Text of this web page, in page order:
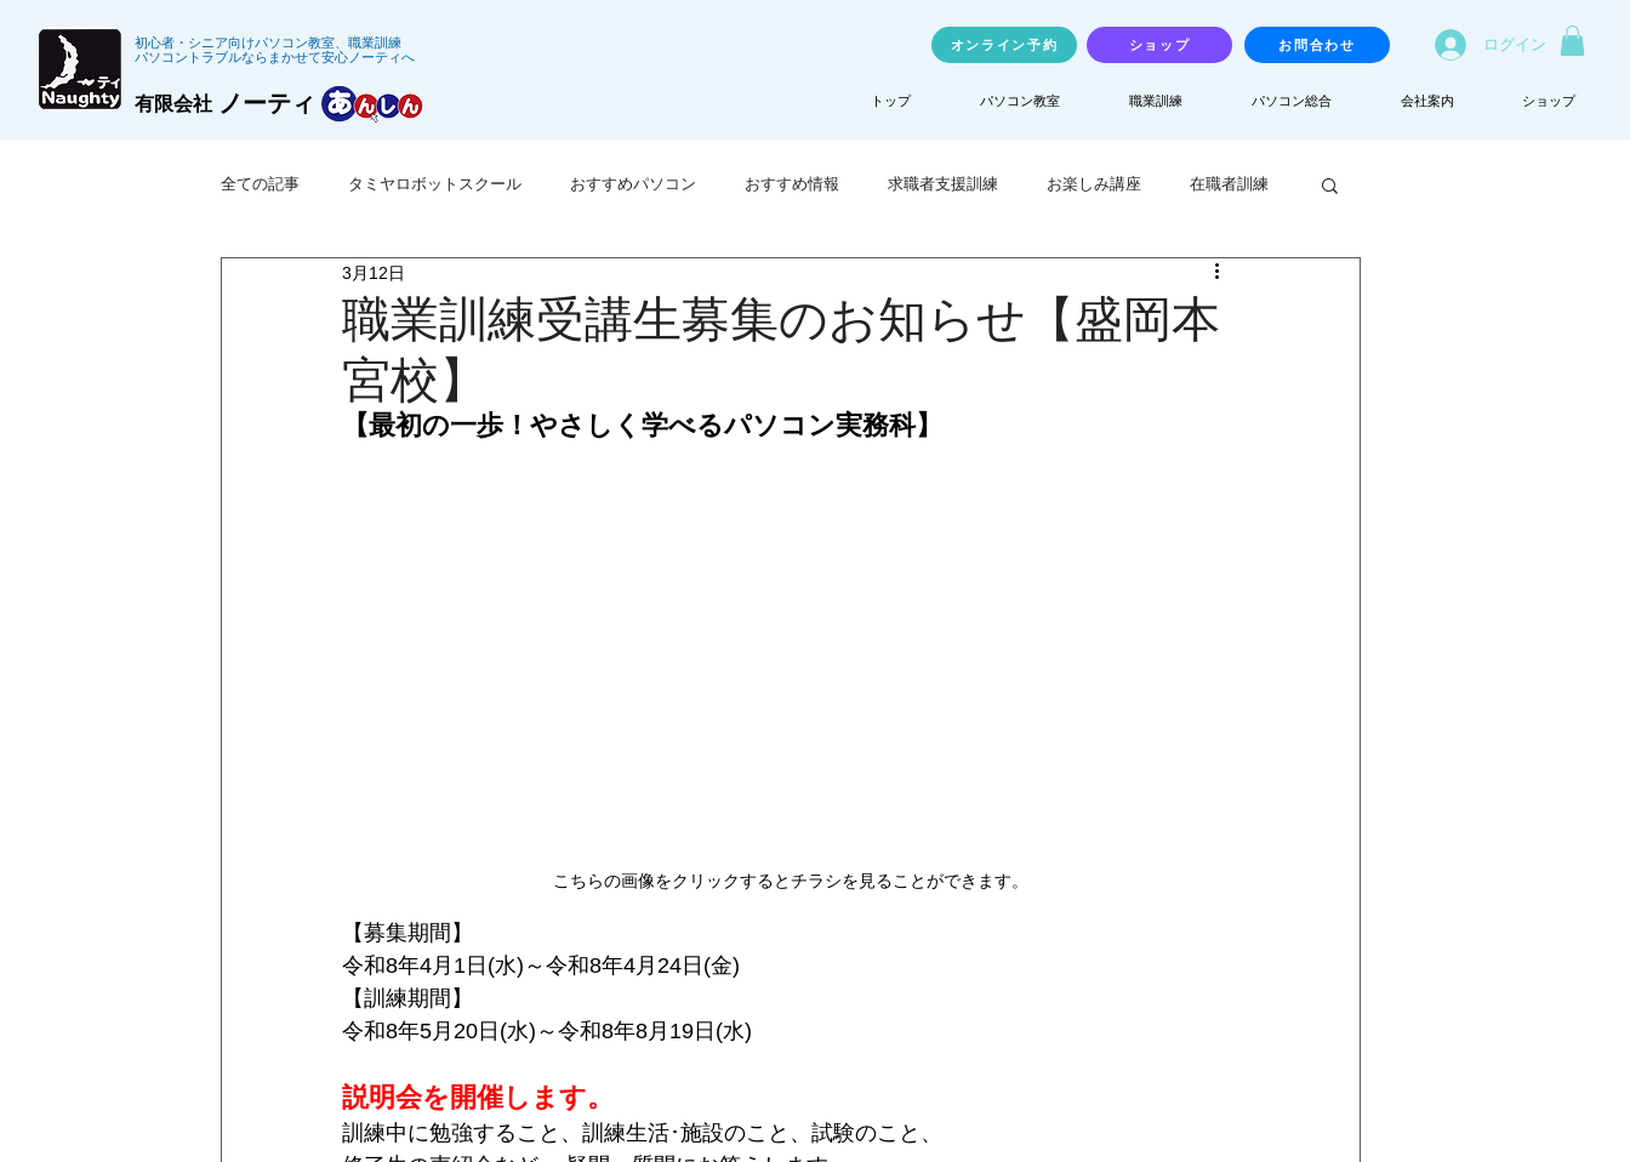
初心者・シニア向けパソコン教室、職業訓練
パソコントラブルならまかせて安心ノーティへ
ノーティ
有限会社
オンライン予約 ショップ お問合わせ ログイン
トップ パソコン教室 職業訓練 パソコン総合 会社案内 ショップ
全ての記事 タミヤロボットスクール おすすめパソコン おすすめ情報 求職者支援訓練 お楽しみ講座 在職者訓練
※募集終了した職業訓練
職業訓練受講生募集のお知らせ【盛岡本
宮校】
3月12日
【最初の一歩！やさしく学べるパソコン実務科】
こちらの画像をクリックするとチラシを見ることができます。
【募集期間】
令和8年4月1日(水)～令和8年4月24日(金)
【訓練期間】
令和8年5月20日(水)～令和8年8月19日(水)
説明会を開催します。
訓練中に勉強すること、訓練生活･施設のこと、試験のこと、